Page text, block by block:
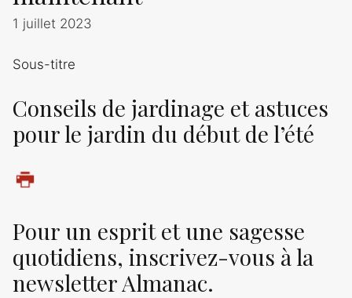
1 juillet 2023
Sous-titre
Conseils de jardinage et astuces
pour le jardin du début de l’été
Pour un esprit et une sagesse
quotidiens, inscrivez-vous à la
newsletter Almanac.